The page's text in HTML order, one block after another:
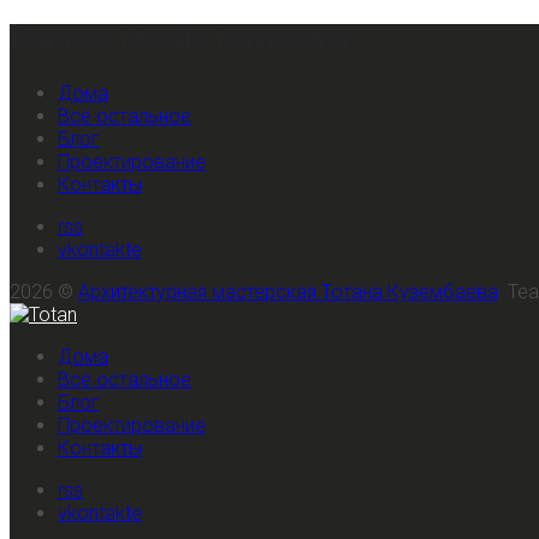
Дома
Всё остальное
Блог
Проектирование
Контакты
rss
vkontakte
2026 © Архитектурная мастерская Тотана Кузембаева
Дома
Всё остальное
Блог
Проектирование
Контакты
rss
vkontakte